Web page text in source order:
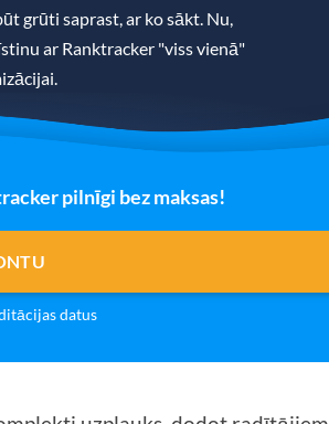
grūti saprast, ar ko sākt. Nu,
ar Ranktracker "viss vienā"
pilnīgi bez maksas!
datus